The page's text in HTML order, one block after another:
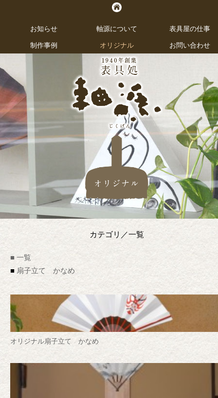
お知らせ 軸源について 表具屋の仕事
制作事例 オリジナル お問い合わせ
お知らせ 軸源について 表具屋の仕事
制作事例 オリジナル お問い合わせ
カテゴリ／一覧
■ 一覧
扇子立て かなめ
オリジナル扇子立て かなめ